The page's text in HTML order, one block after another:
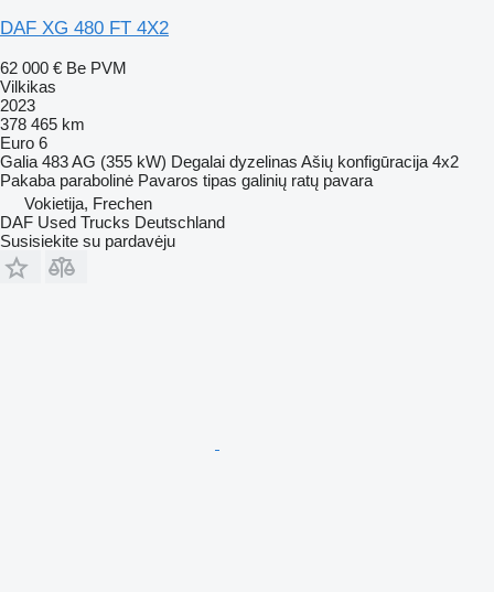
DAF XG 480 FT 4X2
62 000 € Be PVM
Vilkikas
2023
378 465 km
Euro 6
Galia 483 AG (355 kW) Degalai dyzelinas Ašių konfigūracija 4x2
Pakaba parabolinė Pavaros tipas galinių ratų pavara
Vokietija, Frechen
DAF Used Trucks Deutschland
Susisiekite su pardavėju